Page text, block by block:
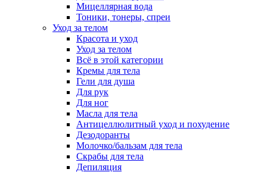
Мицеллярная вода
Тоники, тонеры, спреи
Уход за телом
Красота и уход
Уход за телом
Всё в этой категории
Кремы для тела
Гели для душа
Для рук
Для ног
Масла для тела
Антицеллюлитный уход и похудение
Дезодоранты
Молочко/бальзам для тела
Скрабы для тела
Депиляция